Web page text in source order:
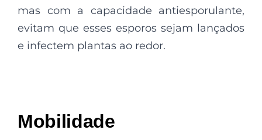
mas com a capacidade antiesporulante,
evitam que esses esporos sejam lançados
e infectem plantas ao redor.
Mobilidade